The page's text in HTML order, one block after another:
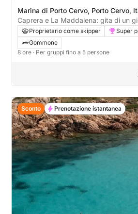
Marina di Porto Cervo, Porto Cervo,
Caprera e La Maddalena: gita di un
Proprietario come skipper
Super
Gommone
8 ore · Per gruppi fino a 5 persone
Sconto Prenotazione istantanea